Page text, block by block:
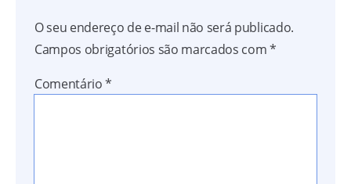
O seu endereço de e-mail não será publicado.
Campos obrigatórios são marcados com*
Comentário*